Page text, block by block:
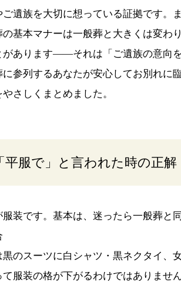
遺族を大切に想っている証拠です。
基本マナーは一般葬と大きくは変わり
あります――それは「ご遺族の意向
参列するあなたが安心してお別れに
さしくまとめました。
平服で」と言われた時の正解
装です。基本は、迷ったら一般葬と
のスーツに白シャツ・黒ネクタイ、
服装の格が下がるわけではありません